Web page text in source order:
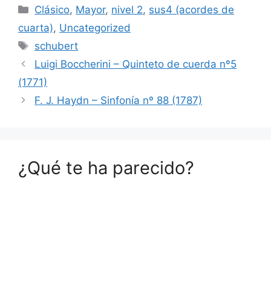
Categorías
Clásico, Mayor, nivel 2, sus4 (acordes de
cuarta), Uncategorized
Etiquetas
schubert
Luigi Boccherini – Quinteto de cuerda nº5
(1771)
F. J. Haydn – Sinfonía nº 88 (1787)
¿Qué te ha parecido?